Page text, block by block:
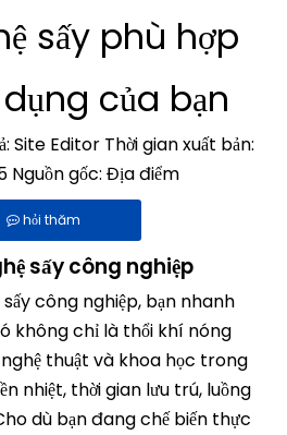
sấy phù hợp
của bạn
Site Editor Thời gian xuất bản:
Nguồn gốc: Địa điểm
hỏi thăm
sấy công nghiệp
sấy công nghiệp, bạn nhanh
không chỉ là thổi khí nóng
nghệ thuật và khoa học trong
nhiệt, thời gian lưu trú, luồng
dù bạn đang chế biến thực